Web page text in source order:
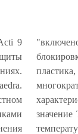
Acti 9
ABS-
его
и